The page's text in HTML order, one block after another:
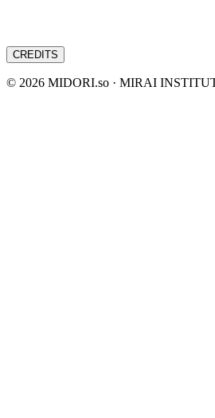
CREDITS
© 2026 MIDORI.so · MIRAI